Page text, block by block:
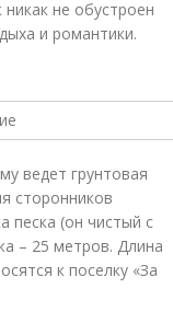
не обустроен
и романтики.
ведет грунтовая
сторонников
песка (он чистый с
– 25 метров. Длина
к поселку «За